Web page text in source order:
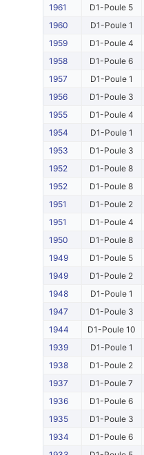
1961
D1-Poule 5
1960
D1-Poule 1
1959
D1-Poule 4
1958
D1-Poule 6
1957
D1-Poule 1
1956
D1-Poule 3
1955
D1-Poule 4
1954
D1-Poule 1
1953
D1-Poule 3
1952
D1-Poule 8
1952
D1-Poule 8
1951
D1-Poule 2
1951
D1-Poule 4
1950
D1-Poule 8
1949
D1-Poule 5
1949
D1-Poule 2
1948
D1-Poule 1
1947
D1-Poule 3
1944
D1-Poule 10
1939
D1-Poule 1
1938
D1-Poule 2
1937
D1-Poule 7
1936
D1-Poule 6
1935
D1-Poule 3
1934
D1-Poule 6